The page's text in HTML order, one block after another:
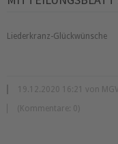
Liederkranz-Glückwünsche
19.12.2020 16:21 von
(Kommentare: 0)